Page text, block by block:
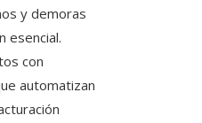
y demoras
esencial.
con
automatizan